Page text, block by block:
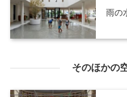
雨の
そのほかの